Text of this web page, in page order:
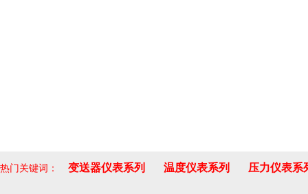
热门关键词： 变送器仪表系列 温度仪表系列 压力仪表系